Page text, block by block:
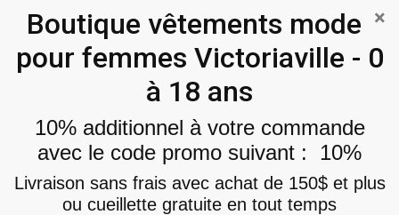
×
Boutique vêtements mode
pour femmes Victoriaville - 0
à 18 ans
10% additionnel à votre commande
avec le code promo suivant : 10%
Livraison sans frais avec achat de 150$ et plus
ou cueillette gratuite en tout temps